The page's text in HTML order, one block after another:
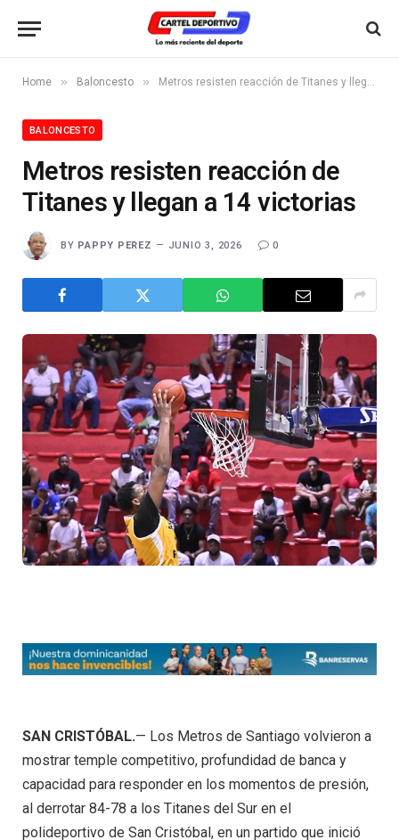
Home » Baloncesto » Metros resisten reacción de Titanes y llegan a 14 victorias
BALONCESTO
Metros resisten reacción de
Titanes y llegan a 14 victorias
BY PAPPY PEREZ JUNIO 3, 2026 0
SAN CRISTÓBAL.— Los Metros de Santiago volvieron a
mostrar temple competitivo, profundidad de banca y
capacidad para responder en los momentos de presión,
al derrotar 84-78 a los Titanes del Sur en el
polideportivo de San Cristóbal, en un partido que inició